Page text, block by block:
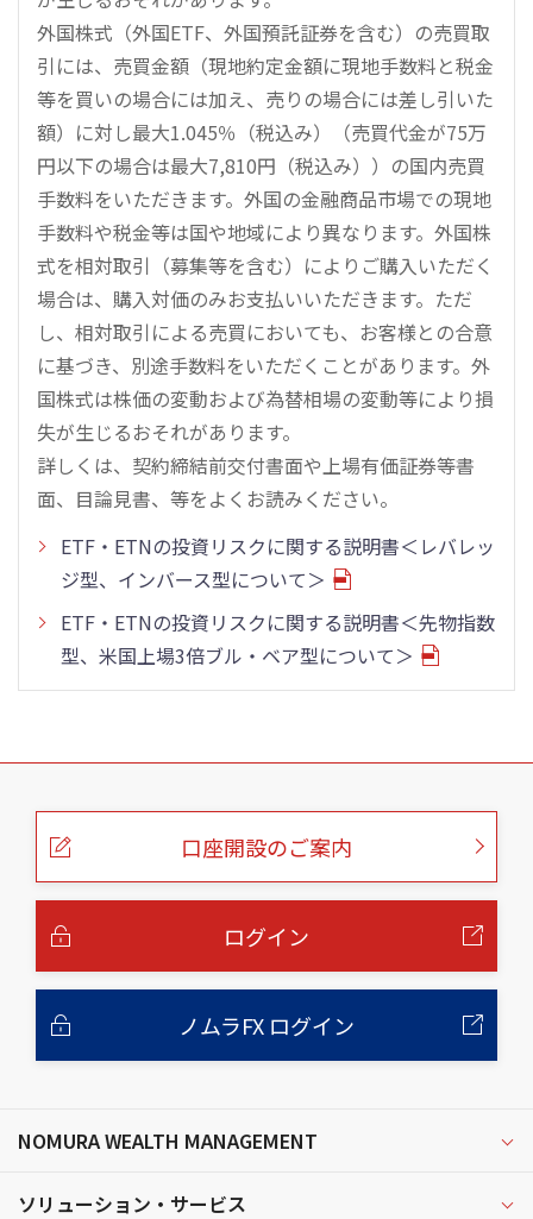
外国株式（外国ETF、外国預託証券を含む）の売買取
引には、売買金額（現地約定金額に現地手数料と税金
等を買いの場合には加え、売りの場合には差し引いた
額）に対し最大1.045％（税込み）（売買代金が75万
円以下の場合は最大7,810円（税込み））の国内売買
手数料をいただきます。外国の金融商品市場での現地
手数料や税金等は国や地域により異なります。外国株
式を相対取引（募集等を含む）によりご購入いただく
場合は、購入対価のみお支払いいただきます。ただ
し、相対取引による売買においても、お客様との合意
に基づき、別途手数料をいただくことがあります。外
国株式は株価の変動および為替相場の変動等により損
失が生じるおそれがあります。
詳しくは、契約締結前交付書面や上場有価証券等書
面、目論見書、等をよくお読みください。
ETF・ETNの投資リスクに関する説明書＜レバレッ
ジ型、インバース型について＞
ETF・ETNの投資リスクに関する説明書＜先物指数
型、米国上場3倍ブル・ベア型について＞
こ
口座開設のご案内
ログイン
ノムラFX ログイン
NOMURA WEALTH MANAGEMENT
ソリューション・サービス